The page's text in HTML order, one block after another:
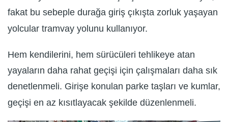
fakat bu sebeple durağa giriş çıkışta zorluk yaşayan
yolcular tramvay yolunu kullanıyor.
Hem kendilerini, hem sürücüleri tehlikeye atan
yayaların daha rahat geçişi için çalışmaları daha sık
denetlenmeli. Girişe konulan parke taşları ve kumlar,
geçişi en az kısıtlayacak şekilde düzenlenmeli.